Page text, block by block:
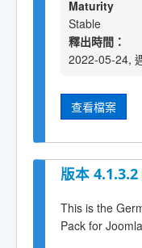
Maturity
Stable
釋出時間：
2022-05-24,
查看檔案
版本 4.1.3.2
This is the
Pack for